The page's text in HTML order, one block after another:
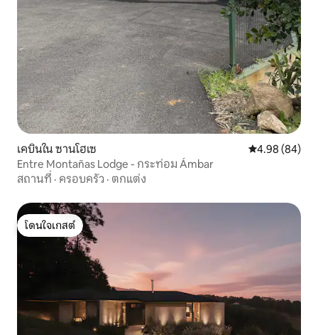
เคบินใน ซานโฮเซ คะแนนเฉลี่ย
4.98 (84)
Entre Montañas Lodge - กระท่อม Ámbar
สถานที่ · ครอบครัว · ตกแต่ง
โดนใจเกสต์
โดนใจเกสต์